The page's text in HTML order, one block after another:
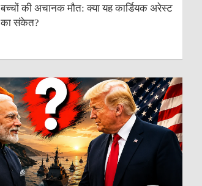
बच्चों की अचानक मौत: क्या यह कार्डियक अरेस्ट
का संकेत?